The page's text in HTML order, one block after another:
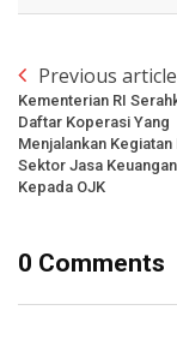
Previous article
Kementerian RI
Daftar Koperasi Yang
Menjalankan Kegiatan
Sektor Jasa Keuangan
Kepada OJK
0 Comments